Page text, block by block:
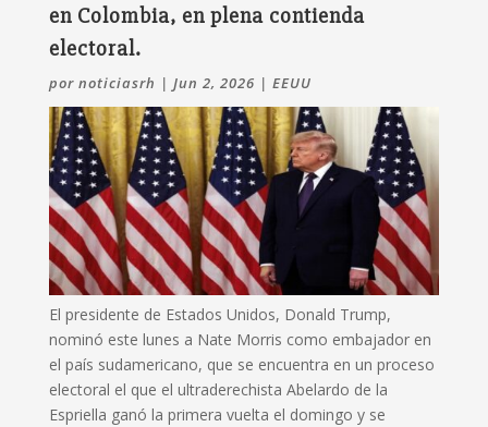
en Colombia, en plena contienda
electoral.
por noticiasrh | Jun 2, 2026 | EEUU
El presidente de Estados Unidos, Donald Trump,
nominó este lunes a Nate Morris como embajador en
el país sudamericano, que se encuentra en un proceso
electoral el que el ultraderechista Abelardo de la
Espriella ganó la primera vuelta el domingo y se